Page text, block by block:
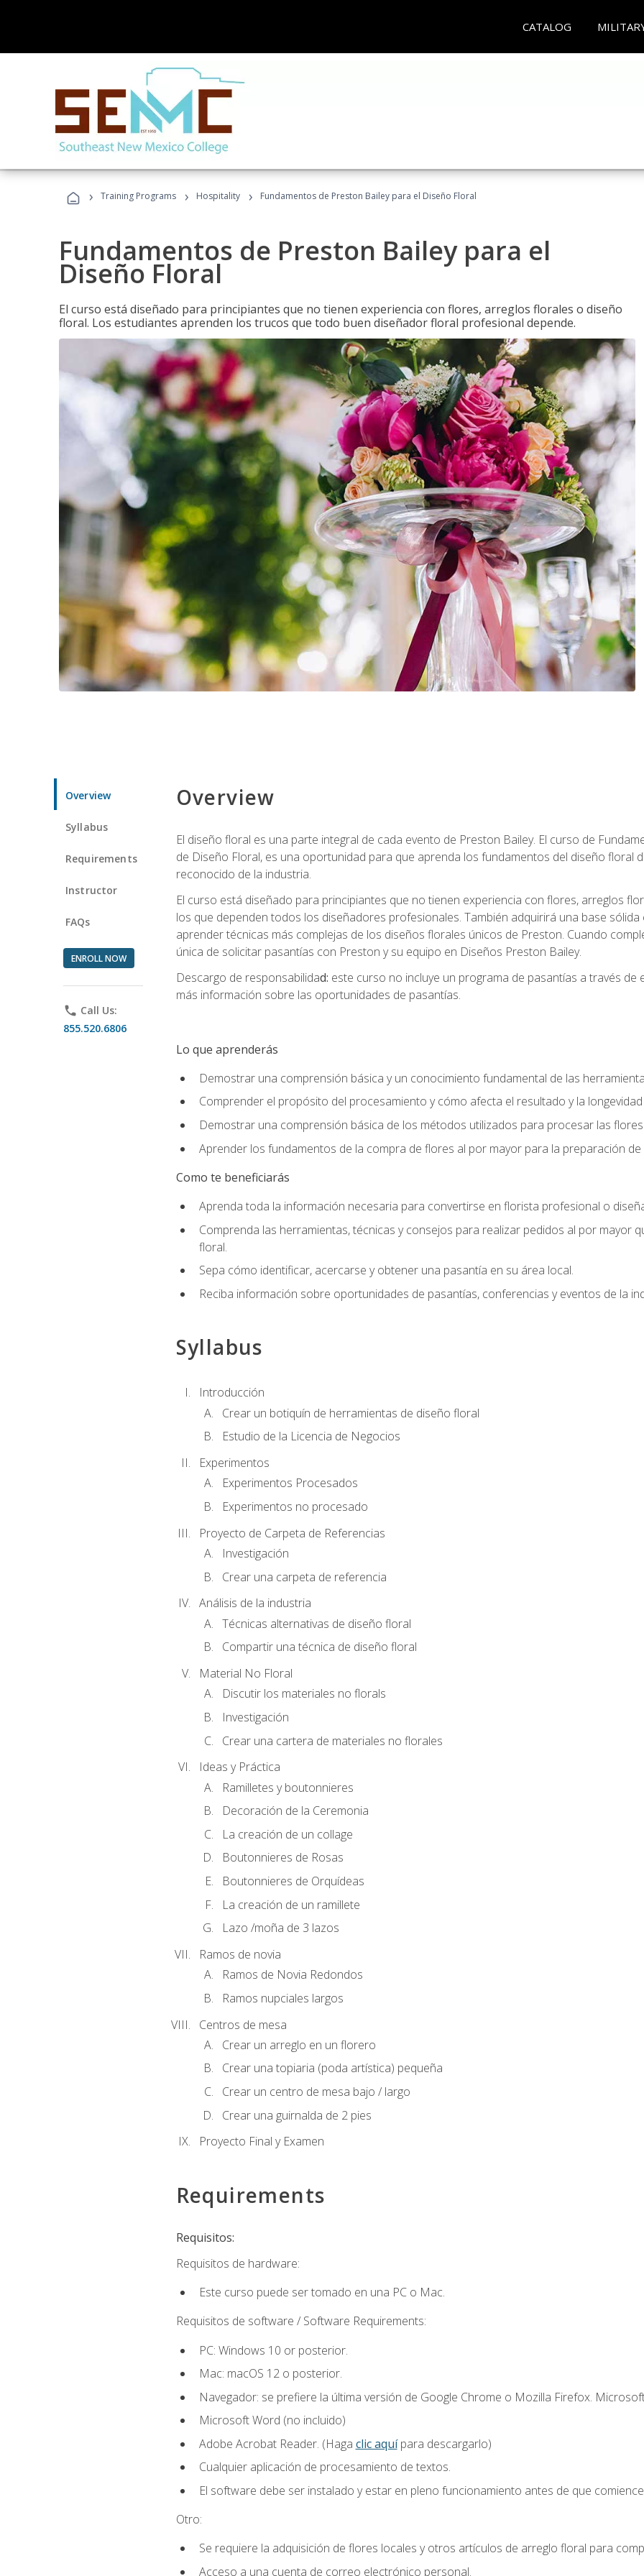
CATALOG
› Training Programs › Hospitality › Fundamentos de Preston Bailey para el Diseño Floral
Fundamentos de Preston Bailey para el
Diseño Floral
El curso está diseñado para principiantes que no tienen experiencia con flores, arreglos florales o diseño
floral. Los estudiantes aprenden los trucos que todo buen diseñador floral profesional depende.
Overview
Syllabus
Requirements
Instructor
FAQs
ENROLL NOW
phone Call Us:
855.520.6806
Overview
El diseño floral es una parte integral de cada evento de Preston Bailey. El curso de
de Diseño Floral, es una oportunidad para que aprenda los fundamentos del diseño floral
reconocido de la industria.
El curso está diseñado para principiantes que no tienen experiencia con flores, arreglos
los que dependen todos los diseñadores profesionales. También adquirirá una base
aprender técnicas más complejas de los diseños florales únicos de Preston. Cuando
única de solicitar pasantías con Preston y su equipo en Diseños Preston Bailey.
Descargo de responsabilidad: este curso no incluye un programa de pasantías a través
más información sobre las oportunidades de pasantías.
Lo que aprenderás
Demostrar una comprensión básica y un conocimiento fundamental de las
Comprender el propósito del procesamiento y cómo afecta el resultado y la
Demostrar una comprensión básica de los métodos utilizados para procesar las
Aprender los fundamentos de la compra de flores al por mayor para la preparación
Como te beneficiarás
Aprenda toda la información necesaria para convertirse en florista profesional o
Comprenda las herramientas, técnicas y consejos para realizar pedidos al por mayor
floral.
Sepa cómo identificar, acercarse y obtener una pasantía en su área local.
Reciba información sobre oportunidades de pasantías, conferencias y eventos de la
Syllabus
Introducción
Crear un botiquín de herramientas de diseño floral
Estudio de la Licencia de Negocios
Experimentos
Experimentos Procesados
Experimentos no procesado
Proyecto de Carpeta de Referencias
Investigación
Crear una carpeta de referencia
Análisis de la industria
Técnicas alternativas de diseño floral
Compartir una técnica de diseño floral
Material No Floral
Discutir los materiales no florals
Investigación
Crear una cartera de materiales no florales
Ideas y Práctica
Ramilletes y boutonnieres
Decoración de la Ceremonia
La creación de un collage
Boutonnieres de Rosas
Boutonnieres de Orquídeas
La creación de un ramillete
Lazo /moña de 3 lazos
Ramos de novia
Ramos de Novia Redondos
Ramos nupciales largos
Centros de mesa
Crear un arreglo en un florero
Crear una topiaria (poda artística) pequeña
Crear un centro de mesa bajo / largo
Crear una guirnalda de 2 pies
Proyecto Final y Examen
Requirements
Requisitos:
Requisitos de hardware:
Este curso puede ser tomado en una PC o Mac.
Requisitos de software / Software Requirements:
PC: Windows 10 or posterior.
Mac: macOS 12 o posterior.
Navegador: se prefiere la última versión de Google Chrome o Mozilla Firefox.
Microsoft Word (no incluido)
Adobe Acrobat Reader. (Haga clic aquípara descargarlo)
Cualquier aplicación de procesamiento de textos.
El software debe ser instalado y estar en pleno funcionamiento antes de que
Otro:
Se requiere la adquisición de flores locales y otros artículos de arreglo floral para
Acceso a una cuenta de correo electrónico personal.